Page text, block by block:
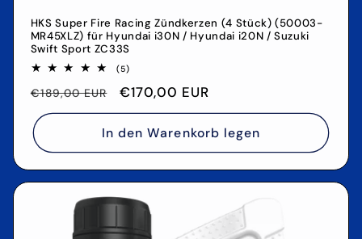
HKS Super Fire Racing Zündkerzen (4 Stück) (50003-
MR45XLZ) für Hyundai i30N / Hyundai i20N / Suzuki
Swift Sport ZC33S
(5)5
insgesamt
Normaler
Preis
€189,00 EUR Verkaufspreis
€170,00 EUR
In den Warenkorb legen